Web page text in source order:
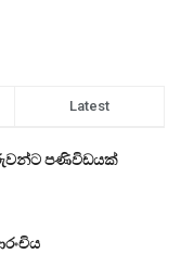
Latest
පණිවිඩයක්